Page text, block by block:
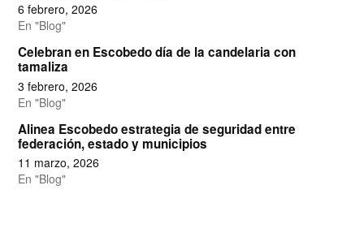
6 febrero, 2026
En "Blog"
Celebran en Escobedo día de la candelaria con
tamaliza
3 febrero, 2026
En "Blog"
Alinea Escobedo estrategia de seguridad entre
federación, estado y municipios
11 marzo, 2026
En "Blog"